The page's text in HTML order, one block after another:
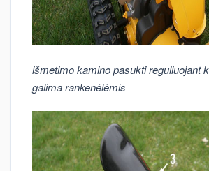
išmetimo kamino pasukti reguliuojant
galima rankenėlėmis